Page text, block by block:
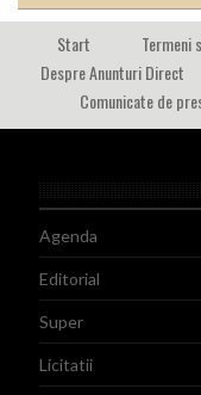
Start Termeni
Despre Anunturi Direct
Comunicate de
Agenda
Editorial
Super
Licitatii